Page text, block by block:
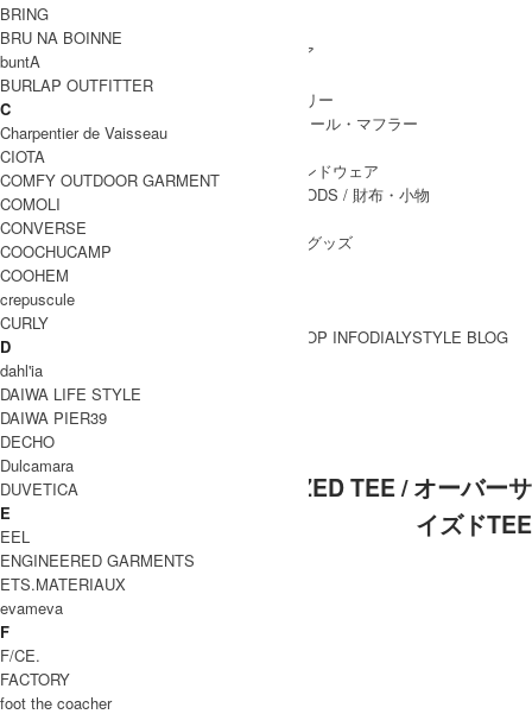
GOODS
GOODS ALL ITEM
/ 帽子・ヘッドウェア
BAG
ACCESSARY
/ アクセサリー
/ ストール・マフラー
LEG WEAR
HAND WEAR
/ 手袋・ハンドウェア
WALLET&GENERAL GOODS / 財布・小物
/ その他グッズ
BRAND一覧
BRAND一覧
SHOP INFODIALYSTYLE BLOG
CURLY (カーリー)
CURLY (カーリー) OVERSIZED TEE / オーバーサ
イズドTEE
BRING
BRU NA BOINNE
buntA
BURLAP OUTFITTER
C
Charpentier de Vaisseau
CIOTA
COMFY OUTDOOR GARMENT
COMOLI
CONVERSE
COOCHUCAMP
COOHEM
crepuscule
CURLY
D
dahl'ia
DAIWA LIFE STYLE
DAIWA PIER39
DECHO
Dulcamara
DUVETICA
E
EEL
ENGINEERED GARMENTS
ETS.MATERIAUX
evameva
F
F/CE.
FACTORY
foot the coacher